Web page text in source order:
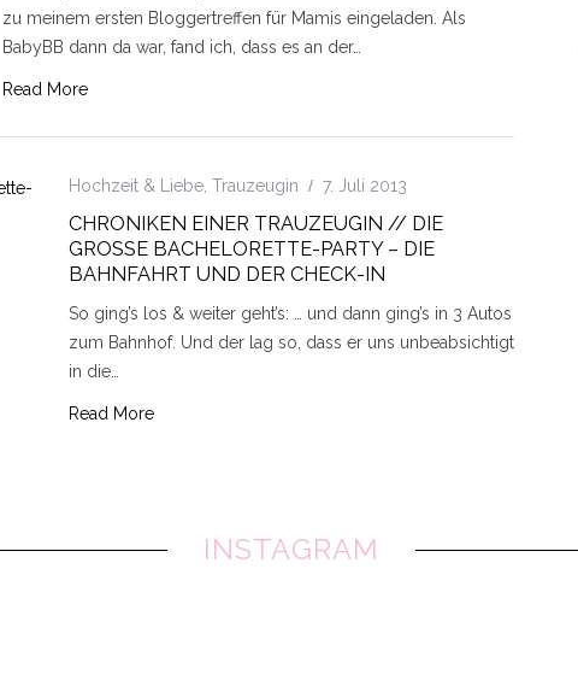
zu meinem ersten Bloggertreffen für Mamis eingeladen. Als
BabyBB dann da war, fand ich, dass es an der…
Read More
Hochzeit & Liebe Trauzeugin 7. Juli 2013
CHRONIKEN EINER TRAUZEUGIN // DIE
GROSSE BACHELORETTE-PARTY – DIE B
AHNFAHRT UND DER CHECK-IN
So ging’s los & weiter geht’s: … und dann ging’s in 3 Autos
zum Bahnhof. Und der lag so, dass er uns unbeabsichtigt
in die…
Read More
INSTAGRAM